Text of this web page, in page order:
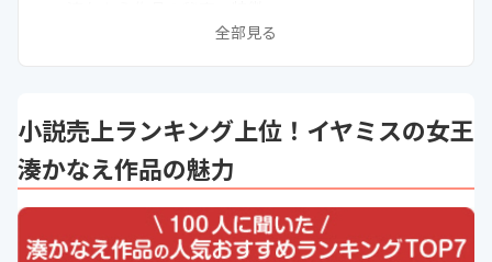
湊かなえ作品が高校入試に出題
まとめ
次に読むべき小説の関連記事はこちら
全部見る
小説売上ランキング上位！イヤミスの女王
湊かなえ作品の魅力